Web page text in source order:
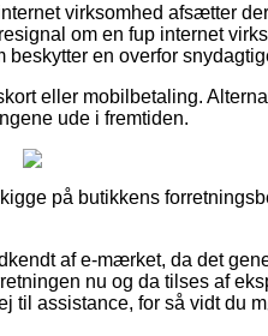
virksomhed afsætter
om en fup internet
en overfor
eller mobilbetaling.
ude i fremtiden.
på butikkens
af e-mærket, da det
nu og da tilses af
til assistance, for så vidt du